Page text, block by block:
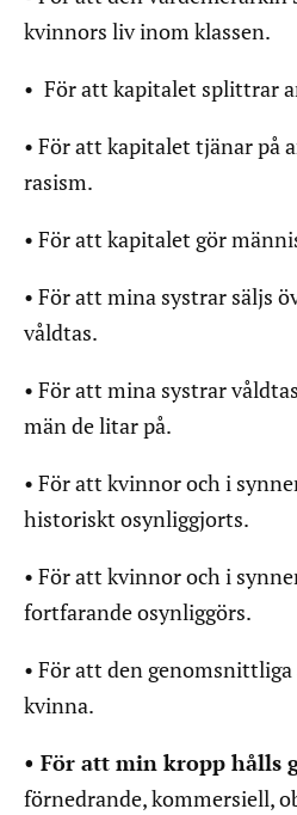
kvinnors liv inom klassen.
• För att kapitalet splittrar
• För att kapitalet tjänar på
rasism.
• För att kapitalet gör
• För att mina systrar säljs
våldtas.
• För att mina systrar
män de litar på.
• För att kvinnor och i
historiskt osynliggjorts.
• För att kvinnor och i
fortfarande osynliggörs.
• För att den
kvinna.
• För att min kropp hålls
förnedrande, kommersiell,